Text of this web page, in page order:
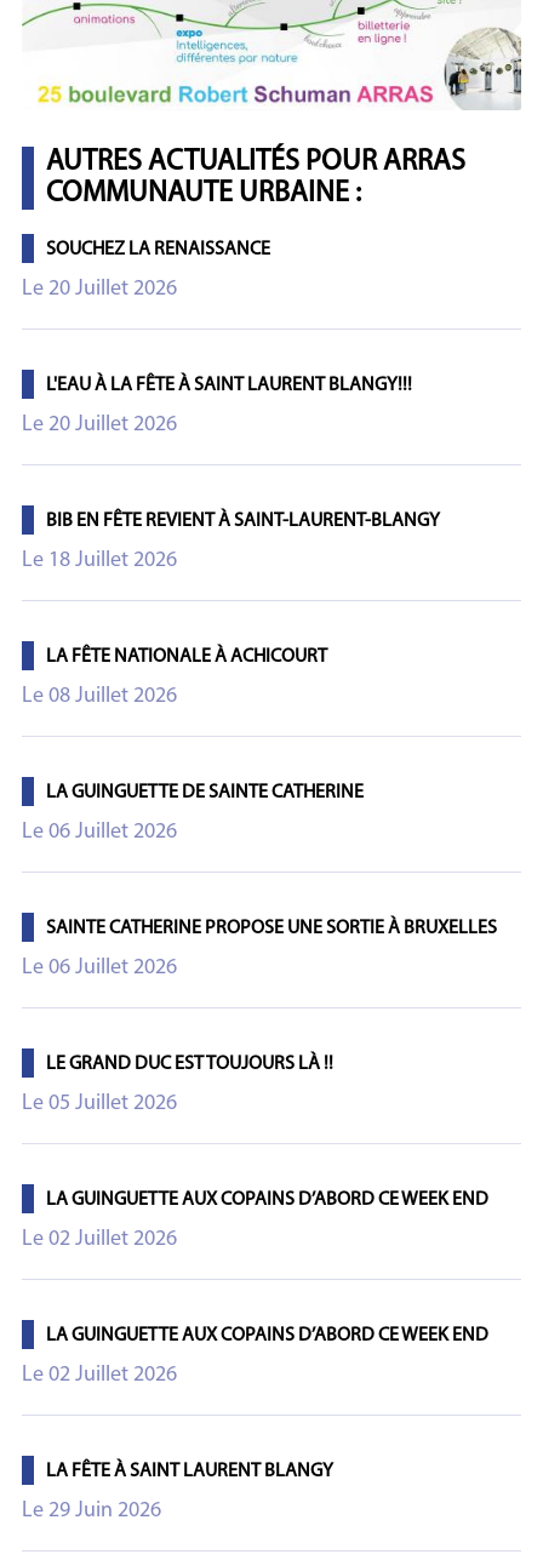
AUTRES ACTUALITÉS POUR ARRAS
COMMUNAUTE URBAINE :
SOUCHEZ LA RENAISSANCE
Le 20 Juillet 2026
L'EAU À LA FÊTE À SAINT LAURENT BLANGY!!!
Le 20 Juillet 2026
BIB EN FÊTE REVIENT À SAINT-LAURENT-BLANGY
Le 18 Juillet 2026
LA FÊTE NATIONALE À ACHICOURT
Le 08 Juillet 2026
LA GUINGUETTE DE SAINTE CATHERINE
Le 06 Juillet 2026
SAINTE CATHERINE PROPOSE UNE SORTIE À BRUXELLES
Le 06 Juillet 2026
LE GRAND DUC EST TOUJOURS LÀ !!
Le 05 Juillet 2026
LA GUINGUETTE AUX COPAINS D’ABORD CE WEEK END
Le 02 Juillet 2026
LA GUINGUETTE AUX COPAINS D’ABORD CE WEEK END
Le 02 Juillet 2026
LA FÊTE À SAINT LAURENT BLANGY
Le 29 Juin 2026